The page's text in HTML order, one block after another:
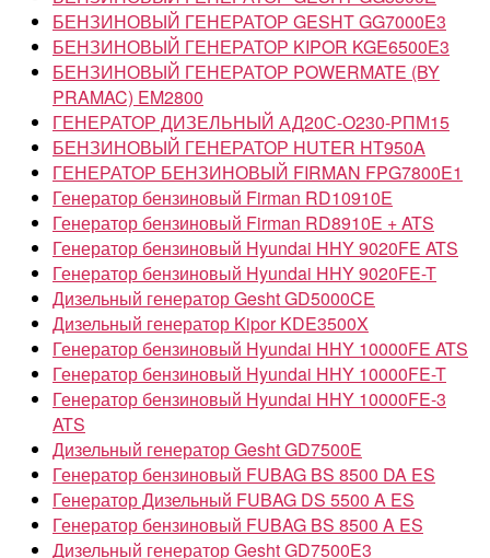
БЕНЗИНОВЫЙ ГЕНЕРАТОР GESHT GG7000E3
БЕНЗИНОВЫЙ ГЕНЕРАТОР KIPOR KGE6500Е3
БЕНЗИНОВЫЙ ГЕНЕРАТОР POWERMATE (BY
PRAMAC) EM2800
ГЕНЕРАТОР ДИЗЕЛЬНЫЙ АД20С-О230-РПМ15
БЕНЗИНОВЫЙ ГЕНЕРАТОР HUTER HT950A
ГЕНЕРАТОР БЕНЗИНОВЫЙ FIRMAN FPG7800E1
Генератор бензиновый Firman RD10910E
Генератор бензиновый Firman RD8910E + ATS
Генератор бензиновый Hyundai HHY 9020FE ATS
Генератор бензиновый Hyundai HHY 9020FE-T
Дизельный генератор Gesht GD5000CE
Дизельный генератор Kipor KDE3500X
Генератор бензиновый Hyundai HHY 10000FE ATS
Генератор бензиновый Hyundai HHY 10000FE-T
Генератор бензиновый Hyundai HHY 10000FE-3
ATS
Дизельный генератор Gesht GD7500E
Генератор бензиновый FUBAG BS 8500 DA ES
Генератор Дизельный FUBAG DS 5500 A ES
Генератор бензиновый FUBAG BS 8500 A ES
Дизельный генератор Gesht GD7500E3